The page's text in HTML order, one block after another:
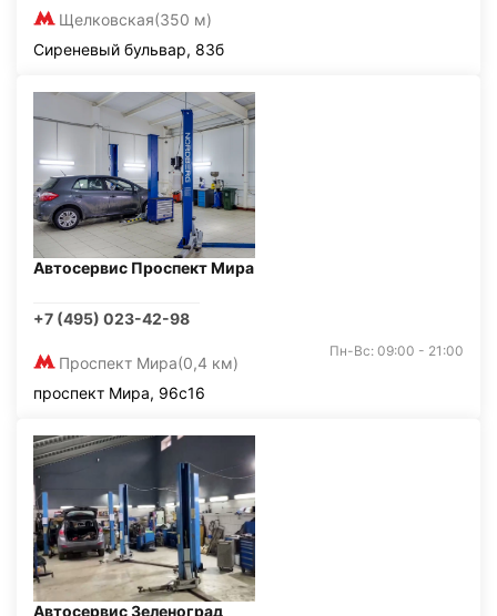
Щелковская(350 м)
Сиреневый бульвар, 83б
Автосервис Проспект Мира
+7 (495) 023-42-98
Проспект Мира(0,4 км)
Пн-Вс: 09:00 - 21:00
проспект Мира, 96с16
Автосервис Зеленоград